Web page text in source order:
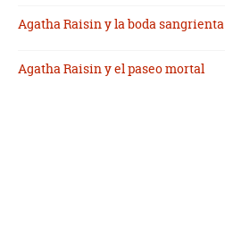
Agatha Raisin y la boda sangrienta
Agatha Raisin y el paseo mortal